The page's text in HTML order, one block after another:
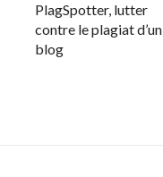
PlagSpotter, lutter
contre le plagiat d’un
blog